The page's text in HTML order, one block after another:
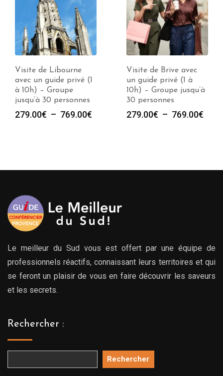
Visite de Libourne
avec un guide privé (1
à 10h) – Groupe
jusqu’à 30 personnes
279.00€ – 769.00€
769.00€
Visite de Brive avec
un guide privé (1 à
10h) – Groupe jusqu’à
30 personnes
279.00€ – 769.00€
Le meilleur du Sud vous est offert par une équipe de
professionnels réactifs, connaissant leurs territoires et qui
se feront un plaisir de vous en faire découvrir les saveurs
et les secrets.
Rechercher :
Rechercher